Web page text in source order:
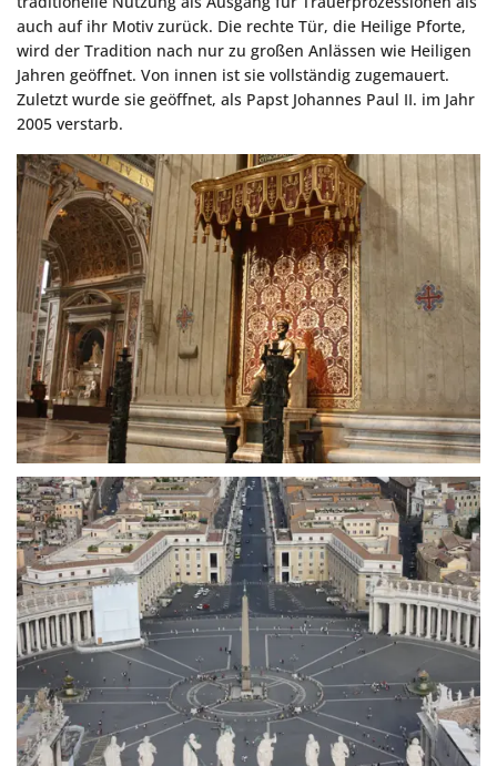
auch auf ihr Motiv zurück. Die rechte Tür, die Heilige Pforte,
wird der Tradition nach nur zu großen Anlässen wie Heiligen
Jahren geöffnet. Von innen ist sie vollständig zugemauert.
Zuletzt wurde sie geöffnet, als Papst Johannes Paul II. im Jahr
2005 verstarb.